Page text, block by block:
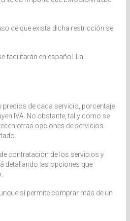
de que exista dicha restricción se
facilitarán en español. La
de cada servicio, porcentaje
IVA. No obstante, tal y como se
otras opciones de servicios
contratación de los servicios y
detallando las opciones que
sí permite comprar más de un